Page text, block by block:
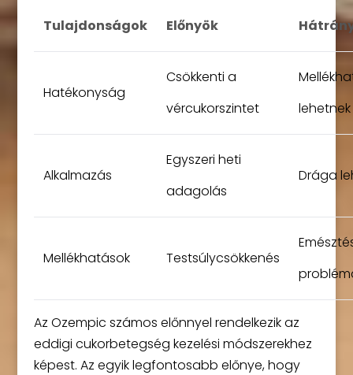
Tulajdonságok Előnyök
Hatékonyság
Csökkenti a
vércukorszintet
lehetnek
Alkalmazás
Egyszeri heti
adagolás
Drága
Mellékhatások Testsúlycsökkenés
Az Ozempic számos előnnyel rendelkezik az
eddigi cukorbetegség kezelési módszerekhez
képest. Az egyik legfontosabb előnye, hogy